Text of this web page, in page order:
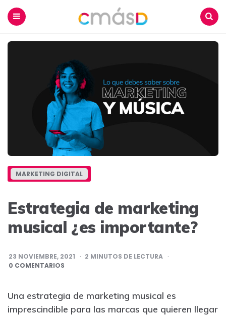
MARKETING DIGITAL
Estrategia de marketing
musical ¿es importante?
23 NOVIEMBRE, 2021 2 MINUTOS DE LECTURA
0 COMENTARIOS
Una estrategia de marketing musical es
imprescindible para las marcas que quieren llegar